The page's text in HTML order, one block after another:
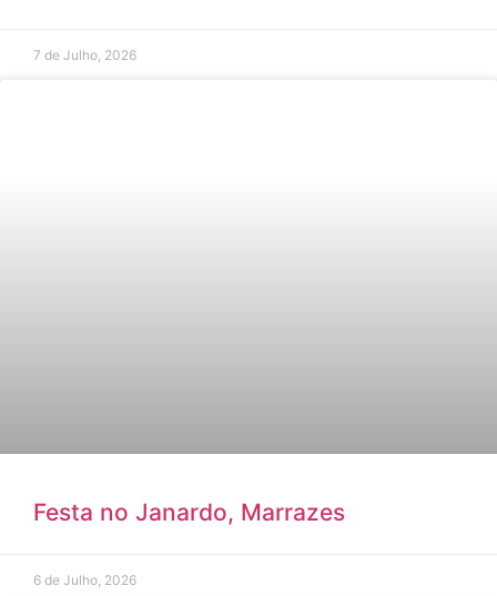
7 de Julho, 2026
Festa no Janardo, Marrazes
6 de Julho, 2026